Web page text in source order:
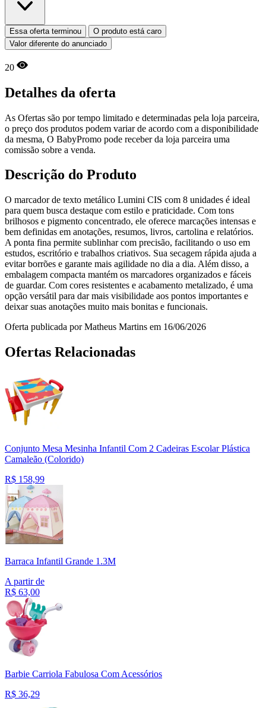
Essa oferta terminou
O produto está caro
Valor diferente do anunciado
20
Detalhes da oferta
As Ofertas são por tempo limitado e determinadas pela loja parceira,
o preço dos produtos podem variar de acordo com a disponibilidade
da mesma, O BabyPromo pode receber da loja parceira uma
comissão sobre a venda.
Descrição do Produto
O marcador de texto metálico Lumini CIS com 8 unidades é ideal
para quem busca destaque com estilo e praticidade. Com tons
brilhosos e pigmento concentrado, ele oferece marcações intensas e
bem definidas em anotações, resumos, livros, cartolina e relatórios.
A ponta fina permite sublinhar com precisão, facilitando o uso em
estudos, escritório e trabalhos criativos. Sua secagem rápida ajuda a
evitar borrões e garante mais agilidade no dia a dia. Além disso, a
embalagem compacta mantém os marcadores organizados e fáceis
de guardar. Com cores resistentes e acabamento metalizado, é uma
opção versátil para dar mais visibilidade aos pontos importantes e
deixar suas anotações muito mais bonitas e funcionais.
Oferta publicada por Matheus Martins em 16/06/2026
Ofertas Relacionadas
Conjunto Mesa Mesinha Infantil Com 2 Cadeiras Escolar Plástica
Camaleão (Colorido)
R$ 158,99
Barraca Infantil Grande 1.3M
A partir de
R$ 63,00
Barbie Carriola Fabulosa Com Acessórios
R$ 36,29